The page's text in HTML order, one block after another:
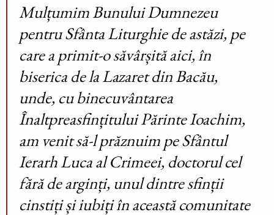
Mulțumim Bunului Dumnezeu
pentru Sfânta Liturghie de astăzi, pe
care a primit-o săvârșită aici, în
biserica de la Lazaret din Bacău,
unde, cu binecuvântarea
Înaltpreasfințitului Părinte Ioachim,
am venit să-l prăznuim pe Sfântul
Ierarh Luca al Crimeei, doctorul cel
fără de arginți, unul dintre sfinții
cinstiți și iubiți în această comunitate